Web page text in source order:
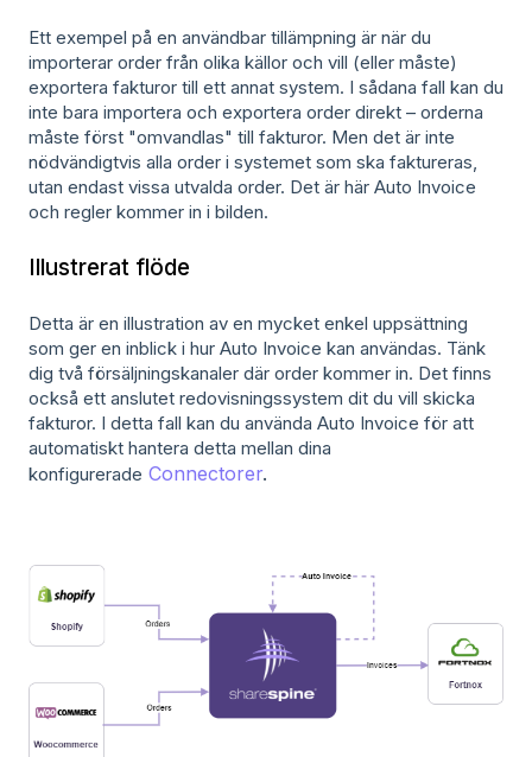
Ett exempel på en användbar tillämpning är när du
importerar order från olika källor och vill (eller måste)
exportera fakturor till ett annat system. I sådana fall kan du
inte bara importera och exportera order direkt – orderna
måste först "omvandlas" till fakturor. Men det är inte
nödvändigtvis alla order i systemet som ska faktureras,
utan endast vissa utvalda order. Det är här Auto Invoice
och regler kommer in i bilden.
Illustrerat flöde
Detta är en illustration av en mycket enkel uppsättning
som ger en inblick i hur Auto Invoice kan användas. Tänk
dig två försäljningskanaler där order kommer in. Det finns
också ett anslutet redovisningssystem dit du vill skicka
fakturor. I detta fall kan du använda Auto Invoice för att
automatiskt hantera detta mellan dina
konfigurerade Connectorer.